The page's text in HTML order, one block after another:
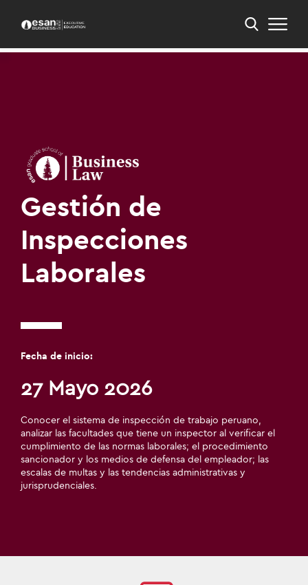
Gestión de
Inspecciones
Laborales
Fecha de inicio:
27 Mayo 2026
Conocer el sistema de inspección de trabajo peruano,
analizar las facultades que tiene un inspector al verificar el
cumplimiento de las normas laborales; el procedimiento
sancionador y los medios de defensa del empleador; las
escalas de multas y las tendencias administrativas y
jurisprudenciales.